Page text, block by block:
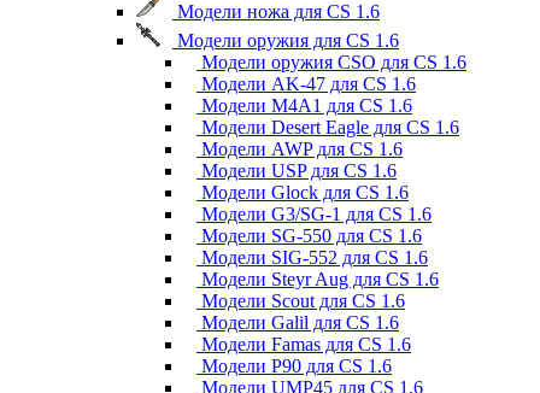
Модели ножа для CS 1.6
Модели оружия для CS 1.6
Модели оружия CSO для CS 1.6
Модели AK-47 для CS 1.6
Модели M4A1 для CS 1.6
Модели Desert Eagle для CS 1.6
Модели AWP для CS 1.6
Модели USP для CS 1.6
Модели Glock для CS 1.6
Модели G3/SG-1 для CS 1.6
Модели SG-550 для CS 1.6
Модели SIG-552 для CS 1.6
Модели Steyr Aug для CS 1.6
Модели Scout для CS 1.6
Модели Galil для CS 1.6
Модели Famas для CS 1.6
Модели P90 для CS 1.6
Модели UMP45 для CS 1.6